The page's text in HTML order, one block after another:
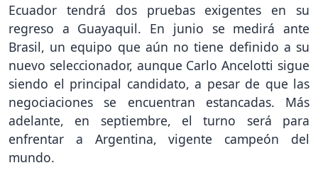
Ecuador tendrá dos pruebas exigentes en su
regreso a Guayaquil. En junio se medirá ante
Brasil, un equipo que aún no tiene definido a su
nuevo seleccionador, aunque Carlo Ancelotti sigue
siendo el principal candidato, a pesar de que las
negociaciones se encuentran estancadas. Más
adelante, en septiembre, el turno será para
enfrentar a Argentina, vigente campeón del
mundo.